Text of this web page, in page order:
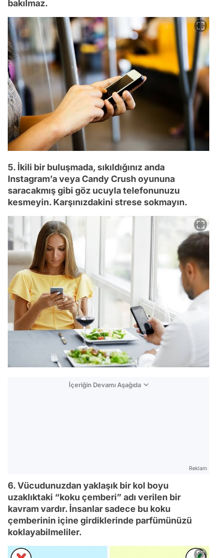
bakılmaz.
5. İkili bir buluşmada, sıkıldığınız anda
Instagram’a veya Candy Crush oyununa
saracakmış gibi göz ucuyla telefonunuzu
kesmeyin. Karşınızdakini strese sokmayın.
İçeriğin Devamı Aşağıda
Reklam
6. Vücudunuzdan yaklaşık bir kol boyu
uzaklıktaki “koku çemberi” adı verilen bir
kavram vardır. İnsanlar sadece bu koku
çemberinin içine girdiklerinde parfümünüzü
koklayabilmeliler.